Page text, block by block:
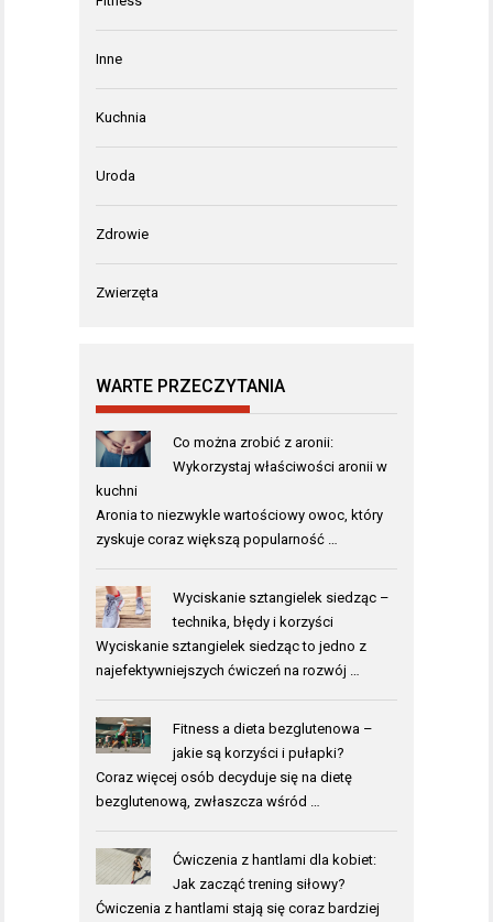
Inne
Kuchnia
Uroda
Zdrowie
Zwierzęta
WARTE PRZECZYTANIA
Co można zrobić z aronii:
Wykorzystaj właściwości aronii w
kuchni
Aronia to niezwykle wartościowy owoc, który
zyskuje coraz większą popularność …
Wyciskanie sztangielek siedząc –
technika, błędy i korzyści
Wyciskanie sztangielek siedząc to jedno z
najefektywniejszych ćwiczeń na rozwój …
Fitness a dieta bezglutenowa –
jakie są korzyści i pułapki?
Coraz więcej osób decyduje się na dietę
bezglutenową, zwłaszcza wśród …
Ćwiczenia z hantlami dla kobiet:
Jak zacząć trening siłowy?
Ćwiczenia z hantlami stają się coraz bardziej